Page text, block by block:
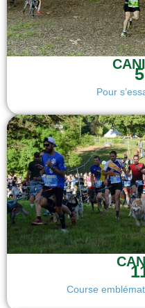
Pour
Course